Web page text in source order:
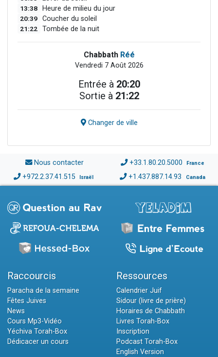
13:38 Heure de milieu du jour
20:39 Coucher du soleil
21:22 Tombée de la nuit
Chabbath Réé
Vendredi 7 Août 2026
Entrée à 20:20
Sortie à 21:22
Changer de ville
Nous contacter +33.1.80.20.5000 France
+972.2.37.41.515 Israël +1.437.887.14.93 Canada
Raccourcis
Paracha de la semaine
Fêtes Juives
News
Cours Mp3-Vidéo
Yéchiva Torah-Box
Dédicacer un cours
Ressources
Calendrier Juif
Sidour (livre de prière)
Horaires de Chabbath
Livres Torah-Box
Inscription
Podcast Torah-Box
English Version